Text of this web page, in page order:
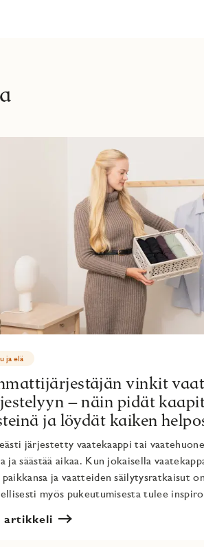
ja elä
vinkit
– näin pidät
ja löydät kaiken
järjestetty vaatekaappi tai
ja säästää aikaa. Kun jokaisella
paikkansa ja vaatteiden säilytysratkaisut
myös pukeutumisesta tulee
artikkeli